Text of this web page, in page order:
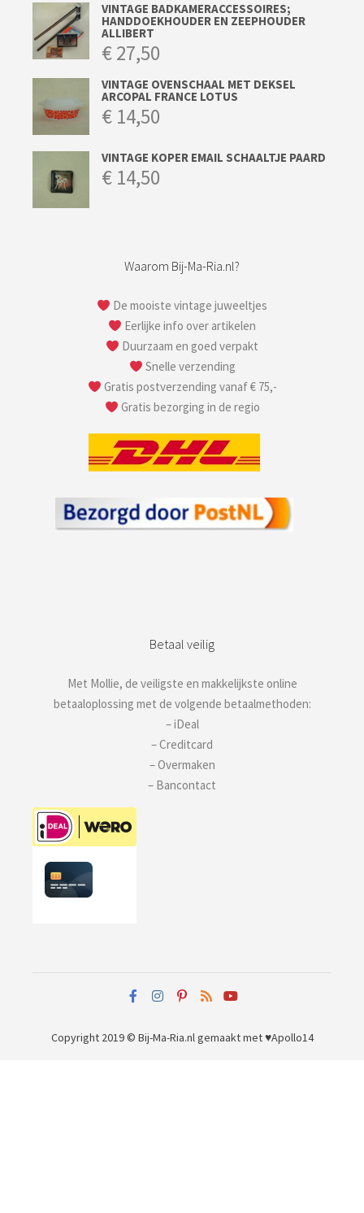
VINTAGE BADKAMERACCESSOIRES;
HANDDOEKHOUDER EN ZEEPHOUDER
ALLIBERT
€27,50
VINTAGE OVENSCHAAL MET DEKSEL
ARCOPAL FRANCE LOTUS
€ 14,50
VINTAGE KOPER EMAIL SCHAALTJE PAARD
€ 14,50
Waarom Bij-Ma-Ria.nl?
De mooiste vintage juweeltjes
Eerlijke info over artikelen
Duurzaam en goed verpakt
Snelle verzending
Gratis postverzending vanaf € 75,-
Gratis bezorging in de regio
Betaal veilig
Met Mollie, de veiligste en makkelijkste online
betaaloplossing met de volgende betaalmethoden:
– iDeal
– Creditcard
– Overmaken
– Bancontact
Copyright 2019 © Bij-Ma-Ria.nlgemaakt met ♥Apollo14